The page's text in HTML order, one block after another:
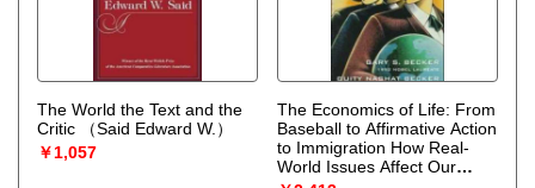
The World the Text and the
Critic
（Said Edward W.）
￥1,057
The Economics of Life: From
Baseball to Affirmative Action
to Immigration How Real-
World Issues Affect Our